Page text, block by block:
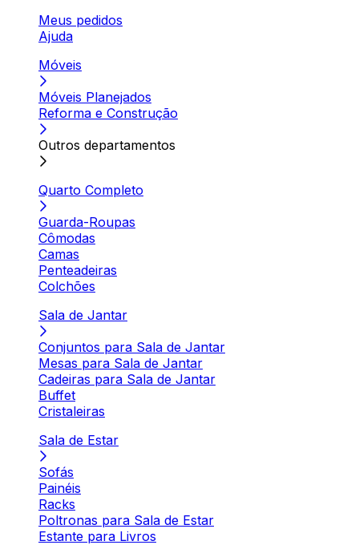
Meus pedidos
Ajuda
Móveis
Móveis Planejados
Reforma e Construção
Outros departamentos
Quarto Completo
Guarda-Roupas
Cômodas
Camas
Penteadeiras
Colchões
Sala de Jantar
Conjuntos para Sala de Jantar
Mesas para Sala de Jantar
Cadeiras para Sala de Jantar
Buffet
Cristaleiras
Sala de Estar
Sofás
Painéis
Racks
Poltronas para Sala de Estar
Estante para Livros